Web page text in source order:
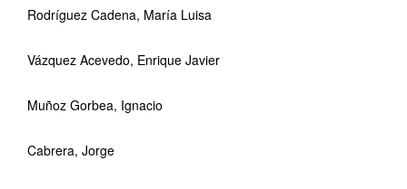
Rodríguez Cadena, María Luisa
Vázquez Acevedo, Enrique Javier
Muñoz Gorbea, Ignacio
Cabrera, Jorge